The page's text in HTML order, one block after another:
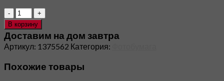
Количество
Perfeo
PF-
GLA4-
230/50
Perfeo
В корзину
Доставим на дом завтра
Артикул: 1375562 Категория:
Похожие товары